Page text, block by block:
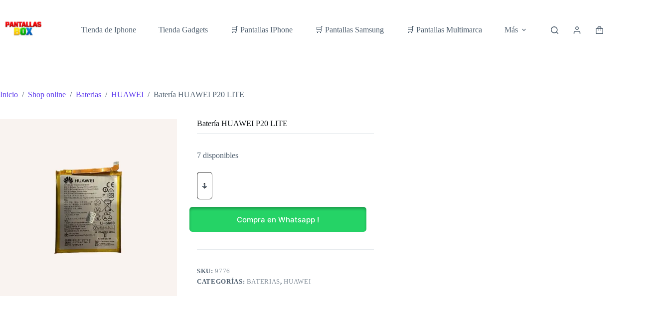
contenido
Tienda de Iphone
Tienda Gadgets 🛒 Pantallas IPhone 🛒 Pantallas Samsung 🛒 Pantallas Multimarca Más
Carro
Inicio / Shop online / Baterias / HUAWEI / Batería HUAWEI P20 LITE
Batería HUAWEI P20 LITE
7 disponibles
Batería
HUAWEI
LITE
cantidad
Compra en Whatsapp !
SKU:9776
CATEGORÍAS: BATERIAS,HUAWEI